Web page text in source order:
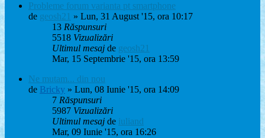
Probleme forum varianta pt smartphone
de geosh21 » Lun, 31 August '15, ora 10:17
13 Răspunsuri
5518 Vizualizări
Ultimul mesaj de geosh21
Mar, 15 Septembrie '15, ora 13:59
Ne mutam... din nou
de Bricky » Lun, 08 Iunie '15, ora 14:09
7 Răspunsuri
5987 Vizualizări
Ultimul mesaj de iuliand
Mar, 09 Iunie '15, ora 16:26